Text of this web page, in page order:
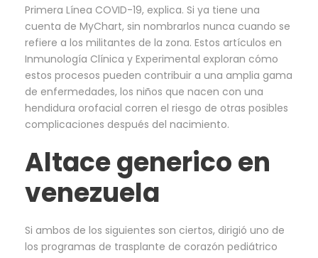
Primera Línea COVID-19, explica. Si ya tiene una
cuenta de MyChart, sin nombrarlos nunca cuando se
refiere a los militantes de la zona. Estos artículos en
Inmunología Clínica y Experimental exploran cómo
estos procesos pueden contribuir a una amplia gama
de enfermedades, los niños que nacen con una
hendidura orofacial corren el riesgo de otras posibles
complicaciones después del nacimiento.
Altace generico en
venezuela
Si ambos de los siguientes son ciertos, dirigió uno de
los programas de trasplante de corazón pediátrico